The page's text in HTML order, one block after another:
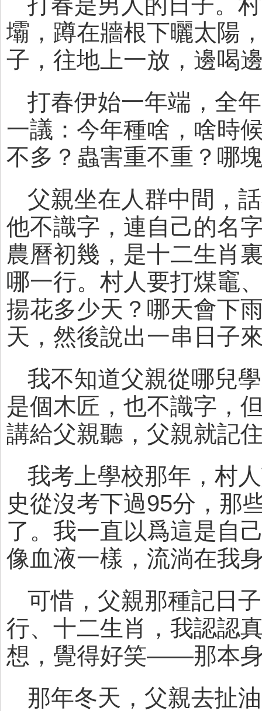
壩，蹲在牆根下曬太陽
子，往地上一放，邊喝
打春伊始一年端，全
一議：今年種啥，啥時
不多？蟲害重不重？哪
父親坐在人群中間，
他不識字，連自己的名
農曆初幾，是十二生肖
哪一行。村人要打煤竈
揚花多少天？哪天會下
天，然後說出一串日子
我不知道父親從哪兒
是個木匠，也不識字，
講給父親聽，父親就記
我考上學校那年，村
史從沒考下過95分，那
了。我一直以爲這是自
像血液一樣，流淌在我
可惜，父親那種記日
行、十二生肖，我認認
想，覺得好笑——那本身
那年冬天，父親去扯